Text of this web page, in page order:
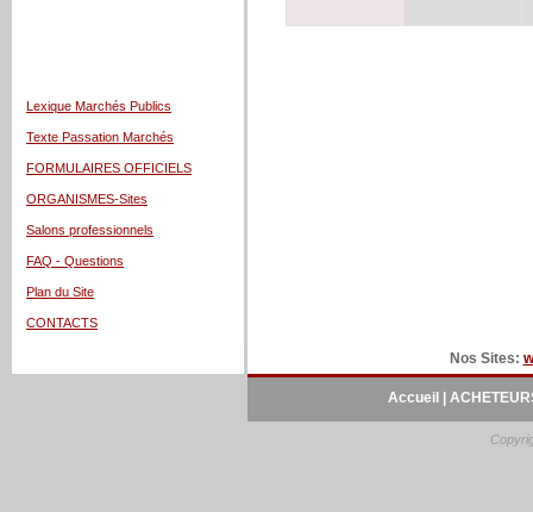
Lexique Marchés Publics
Texte Passation Marchés
FORMULAIRES OFFICIELS
ORGANISMES-Sites
Salons professionnels
FAQ - Questions
Plan du Site
CONTACTS
Nos Sites:
Accueil